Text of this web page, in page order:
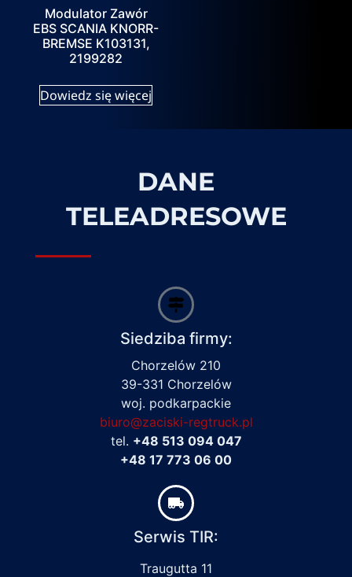
Modulator Zawór
EBS SCANIA KNORR-
BREMSE K103131,
2199282
Dowiedz się więcej
DANE
TELEADRESOWE
Siedziba firmy:
Chorzelów 210
39-331 Chorzelów
woj. podkarpackie
biuro@zaciski-regtruck.pl
tel. +48 513 094 047
+48 17 773 06 00
Serwis TIR:
Traugutta 11